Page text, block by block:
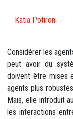
Katia Potiron
Considérer les
peut avoir du
doivent être mises
agents plus
Mais, elle introduit
les interactions